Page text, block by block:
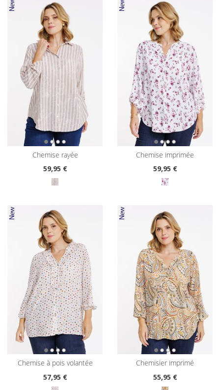
chemise rayée
59,95 €
chemise imprimée
59,95 €
chemise à pois volantée
57,95 €
chemisier imprimé
55,95 €